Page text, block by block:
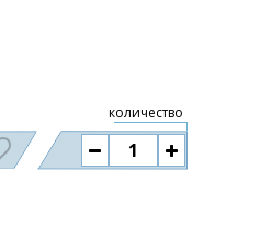
количество